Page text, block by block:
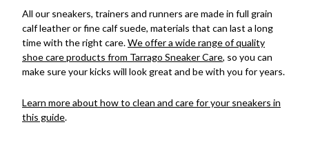
All our sneakers, trainers and runners are made in full grain
calf leather or fine calf suede, materials that can last a long
time with the right care.We offer a wide range of quality
shoe care products from Tarrago Sneaker Care, so you can
make sure your kicks will look great and be with you for years.
Learn more about how to clean and care for your sneakers in
this guide.